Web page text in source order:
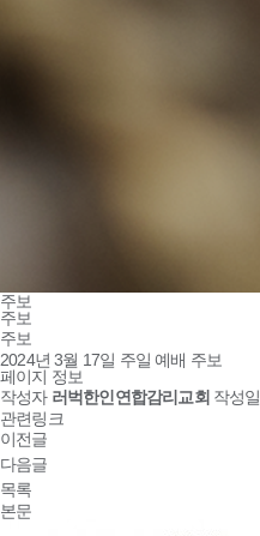
주보
주보
주보
2024년 3월 17일 주일 예배 주보
페이지 정보
작성자 러벅한인연합감리교회 작성일
관련링크
이전글
다음글
목록
본문